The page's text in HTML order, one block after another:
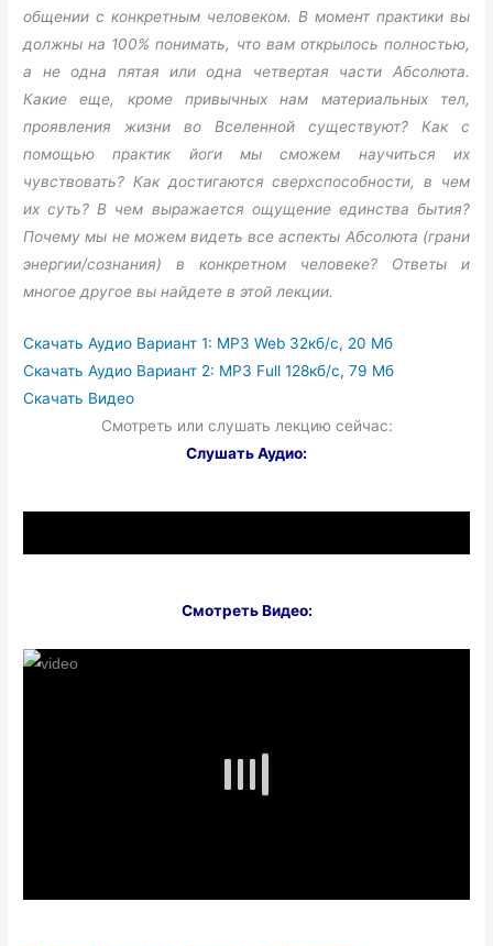
общении с конкретным человеком. В момент практики вы
должны на 100% понимать, что вам открылось полностью,
а не одна пятая или одна четвертая части Абсолюта.
Какие еще, кроме привычных нам материальных тел,
проявления жизни во Вселенной существуют? Как с
помощью практик йоги мы сможем научиться их
чувствовать? Как достигаются сверхспособности, в чем
их суть? В чем выражается ощущение единства бытия?
Почему мы не можем видеть все аспекты Абсолюта (грани
энергии/сознания) в конкретном человеке? Ответы и
многое другое вы найдете в этой лекции.
Скачать Аудио Вариант 1: MP3 Web 32кб/с, 20 Мб
Скачать Аудио Вариант 2: MP3 Full 128кб/с, 79 Мб
Скачать Видео
Смотреть или слушать лекцию сейчас:
Слушать Аудио:
Смотреть Видео: